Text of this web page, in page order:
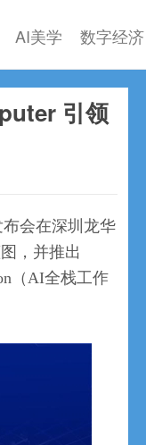
AI美学 数字经济
引领
会在深圳龙华
，并推出
（AI全栈工作